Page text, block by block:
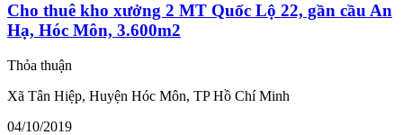
Cho thuê kho xưởng 2 MT Quốc Lộ 22, gần cầu An
Hạ, Hóc Môn, 3.600m2
Thỏa thuận
Xã Tân Hiệp, Huyện Hóc Môn, TP Hồ Chí Minh
04/10/2019